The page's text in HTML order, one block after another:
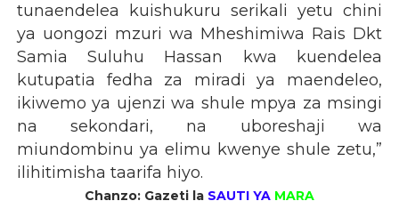
tunaendelea kuishukuru serikali yetu chini
ya uongozi mzuri wa Mheshimiwa Rais Dkt
Samia Suluhu Hassan kwa kuendelea
kutupatia fedha za miradi ya maendeleo,
ikiwemo ya ujenzi wa shule mpya za msingi
na sekondari, na uboreshaji wa
miundombinu ya elimu kwenye shule zetu,”
ilihitimisha taarifa hiyo.
Chanzo: Gazeti la SAUTI YA MARA